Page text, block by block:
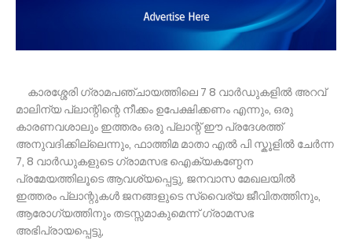
കാരശ്ശേരി ഗ്രാമപഞ്ചായത്തിലെ 7 8 വാർഡുകളിൽ അറവ്
മാലിന്യ പ്ലാന്റിന്റെ നീക്കം ഉപേക്ഷിക്കണം എന്നും, ഒരു
കാരണവശാലും ഇത്തരം ഒരു പ്ലാന്റ് ഈ പ്രദേശത്ത്
അനുവദിക്കില്ലെന്നും, ഫാത്തിമ മാതാ എൽ പി സ്കൂളിൽ ചേർന്ന
7, 8 വാർഡുകളുടെ ഗ്രാമസഭ ഐക്യകണ്ഠേന
പ്രമേയത്തിലൂടെ ആവശ്യപ്പെട്ടു, ജനവാസ മേഖലയിൽ
ഇത്തരം പ്ലാന്റുകൾ ജനങ്ങളുടെ സ്വൈര്യ ജീവിതത്തിനും,
ആരോഗ്യത്തിനും തടസ്സമാകുമെന്ന് ഗ്രാമസഭ
അഭിപ്രായപ്പെട്ടു,